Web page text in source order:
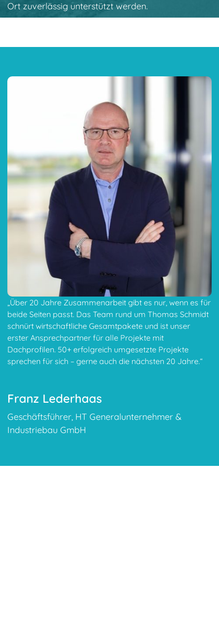
Ort zuverlässig unterstützt werden.
„Über 20 Jahre Zusammenarbeit gibt es nur, wenn es für
beide Seiten passt. Das Team rund um Thomas Schmidt
schnürt wirtschaftliche Gesamtpakete und ist unser
erster Ansprechpartner für alle Projekte mit
Dachprofilen. 50+ erfolgreich umgesetzte Projekte
sprechen für sich – gerne auch die nächsten 20 Jahre.“
Franz Lederhaas
Geschäftsführer, HT Generalunternehmer &
Industriebau GmbH